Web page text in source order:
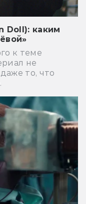
Doll): каким
к теме
не
то, что